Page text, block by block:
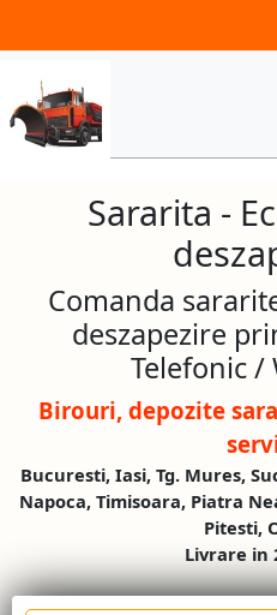
Sararita -
Comanda
deszapezire
Telefonic /
Birouri, depozite
Bucuresti, Iasi, Tg. Mures,
Napoca, Timisoara, Piatra
Pitesti,
Livrare in